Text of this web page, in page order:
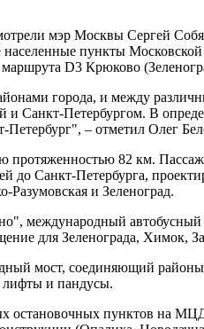
мэр Москвы Сергей
пункты Московской
маршрута D3 Крюково
города, и между
Санкт-Петербургом. В
– отметил Олег
82 км.
Санкт-Петербурга,
и Зеленоград.
международный автобусный
для Зеленограда, Химок,
мост, соединяющий
лифты и пандусы.
остановочных пунктов